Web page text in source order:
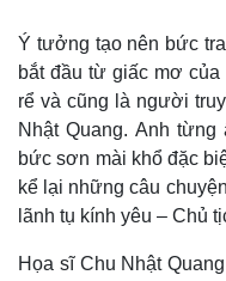
Ý tưởng tạo nên bức
bắt đầu từ giấc mơ
rể và cũng là người
Nhật Quang. Anh từng
bức sơn mài khổ đặc
kể lại những câu
lãnh tụ kính yêu – Chủ
Họa sĩ Chu Nhật